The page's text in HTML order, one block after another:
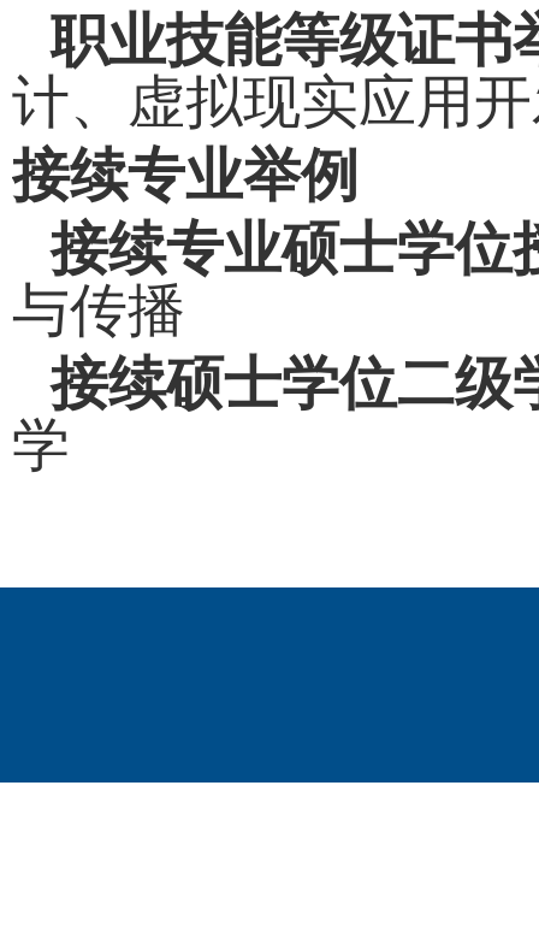
职业技能等级证书
计、虚拟现实应用
接续专业举例
接续专业硕士学位
与传播
接续硕士学位二级
学